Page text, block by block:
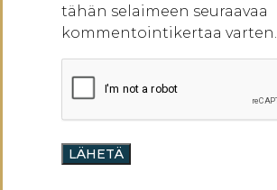
tähän selaimeen seuraavaa
kommentointikertaa varten.